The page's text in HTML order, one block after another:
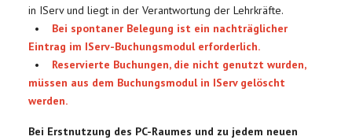
in IServ und liegt in der Verantwortung der Lehrkräfte.
• Bei spontaner Belegung ist ein nachträglicher
Eintrag im IServ-Buchungsmodul erforderlich.
• Reservierte Buchungen, die nicht genutzt wurden,
müssen aus dem Buchungsmodul in IServ gelöscht
werden.
Bei Erstnutzung des PC-Raumes und zu jedem neuen